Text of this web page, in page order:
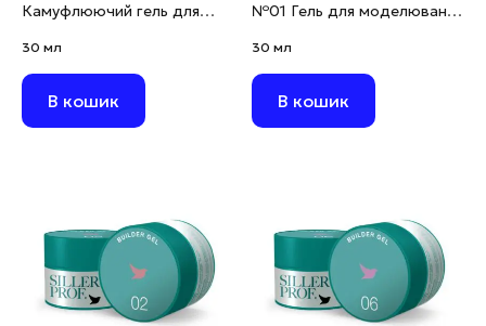
Камуфлюючий гель для
рожевий, 30 мл
30 мл
В кошик
№01 Гель для моделювання
30 мл
В кошик